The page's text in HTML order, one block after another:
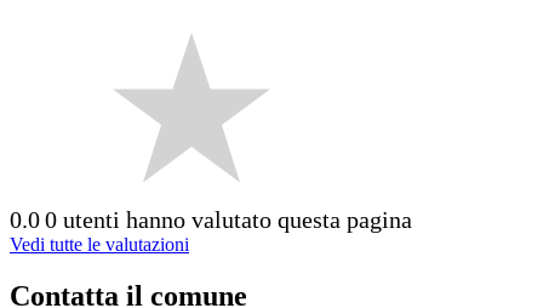
0.00 utenti hanno valutato questa pagina
Vedi tutte le valutazioni
Contatta il comune